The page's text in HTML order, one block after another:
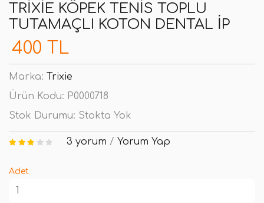
TRIXIE KÖPEK TENIS TOPLU
TUTAMAÇLI KOTON DENTAL İP
400 TL
Marka: Trixie
Ürün Kodu: P0000718
Stok Durumu: Stokta Yok
3 yorum / Yorum Yap
Adet